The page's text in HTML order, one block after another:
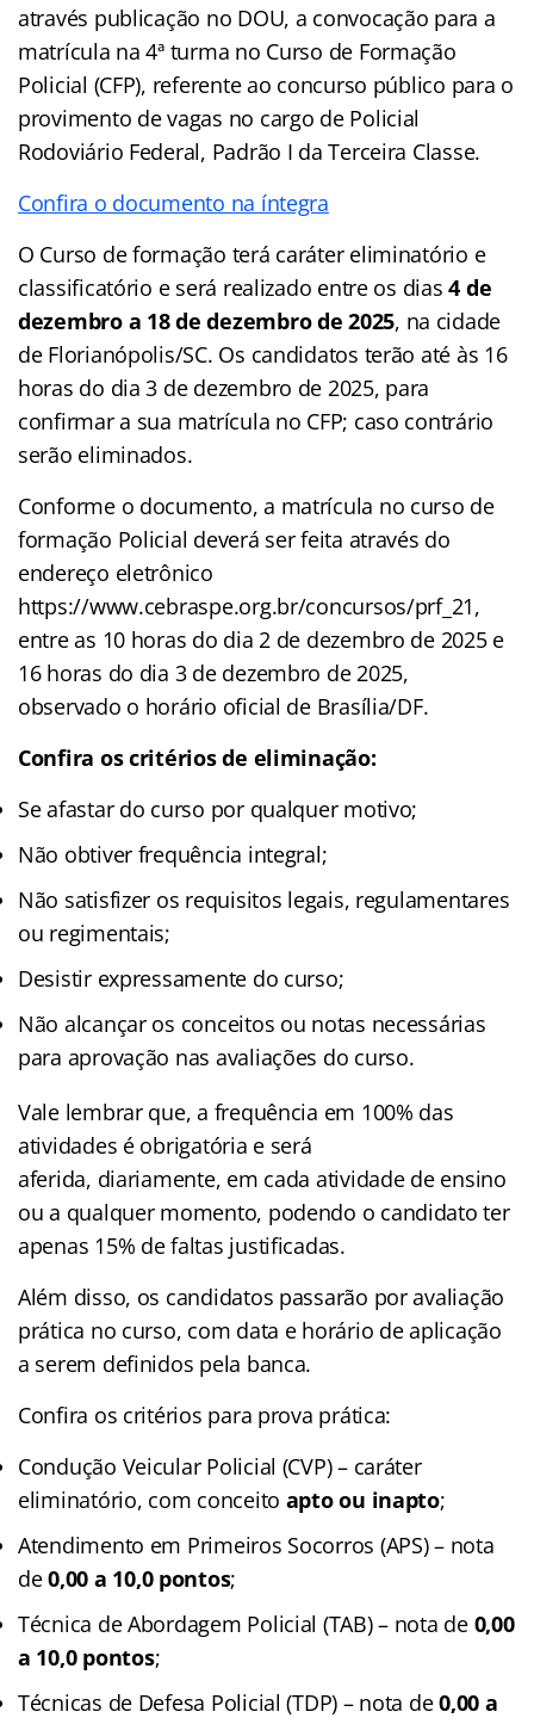
através publicação no DOU, a convocação para a
matrícula na 4ª turma no Curso de Formação
Policial (CFP), referente ao concurso público para o
provimento de vagas no cargo de Policial
Rodoviário Federal, Padrão I da Terceira Classe.
Confira o documento na íntegra
O Curso de formação terá caráter eliminatório e
classificatório e será realizado entre os dias4 de
dezembro a 18 de dezembro de 2025, na cidade
de Florianópolis/SC. Os candidatos terão até às 16
horas do dia 3 de dezembro de 2025, para
confirmar a sua matrícula no CFP; caso contrário
serão eliminados.
Conforme o documento, a matrícula no curso de
formação Policial deverá ser feita através do
endereço eletrônico
https://www.cebraspe.org.br/concursos/prf_21,
entre as 10 horas do dia 2 de dezembro de 2025 e
16 horas do dia 3 de dezembro de 2025,
observado o horário oficial de Brasília/DF.
Confira os critérios de eliminação:
Se afastar do curso por qualquer motivo;
Não obtiver frequência integral;
Não satisfizer os requisitos legais, regulamentares
ou regimentais;
Desistir expressamente do curso;
Não alcançar os conceitos ou notas necessárias
para aprovação nas avaliações do curso.
Vale lembrar que, a frequência em 100% das
atividades é obrigatória e será
aferida, diariamente, em cada atividade de ensino
ou a qualquer momento, podendo o candidato ter
apenas 15% de faltas justificadas.
Além disso, os candidatos passarão por avaliação
prática no curso, com data e horário de aplicação
a serem definidos pela banca.
Confira os critérios para prova prática:
Condução Veicular Policial (CVP) – caráter
eliminatório, com conceito apto ou inapto;
Atendimento em Primeiros Socorros (APS) – nota
de0,00 a 10,0 pontos;
Técnica de Abordagem Policial (TAB) – nota de 0,00
a 10,0 pontos;
Técnicas de Defesa Policial (TDP) – nota de0,00 a